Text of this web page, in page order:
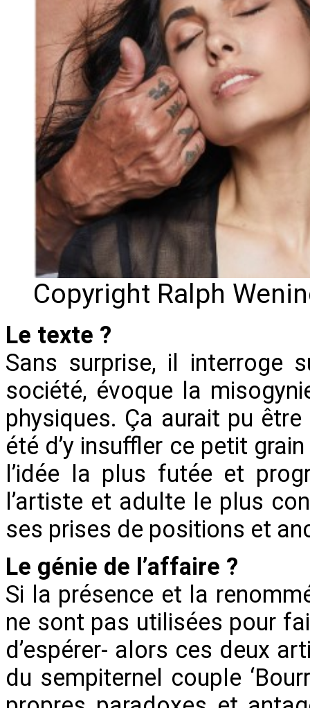
Copyright Ralph
Le texte ?
Sans surprise, il interroge
société, évoque la
physiques. Ça aurait pu être
été d’y insuffler ce petit
l’idée la plus futée et
l’artiste et adulte le plus
ses prises de positions et
Le génie de l’affaire ?
Si la présence et la
ne sont pas utilisées pour
d’espérer- alors ces deux
du sempiternel couple